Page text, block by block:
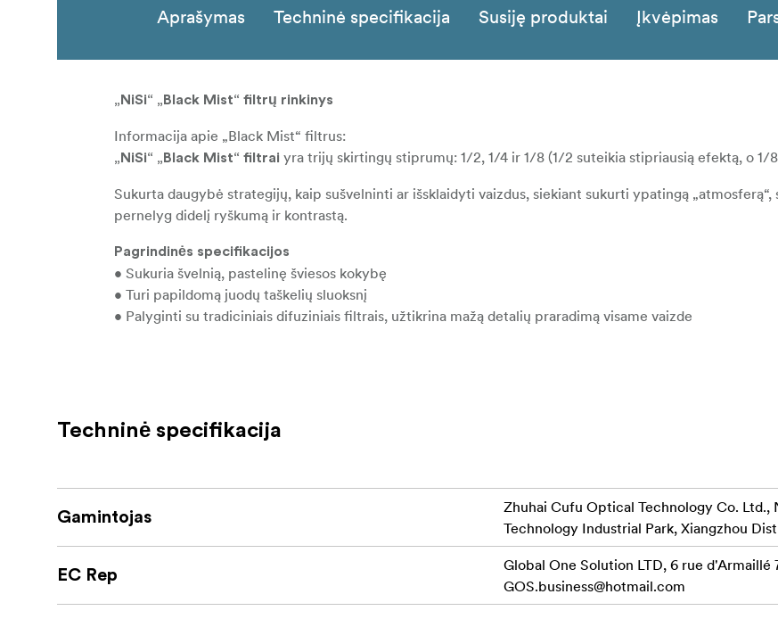
Aprašymas Techninė specifikacija Susiję produktai Įkvėpimas
„NiSi“ „Black Mist“ filtrų rinkinys
Informacija apie „Black Mist“ filtrus:
„NiSi“ „Black Mist“ filtrai yra trijų skirtingų stiprumų: 1/2, 1/4 ir 1/8 (1/2 suteikia stipriausią efektą, o 1/
Sukurta daugybė strategijų, kaip sušvelninti ar išsklaidyti vaizdus, siekiant sukurti ypatingą „atmosferą“,
pernelyg didelį ryškumą ir kontrastą.
Pagrindinės specifikacijos
• Sukuria švelnią, pastelinę šviesos kokybę
• Turi papildomą juodų taškelių sluoksnį
• Palyginti su tradiciniais difuziniais filtrais, užtikrina mažą detalių praradimą visame vaizde
Talpina iki 4 apvalių filtrų, kurių maksimalus dydis yra 95 mm.
Techninė specifikacija
Gamintojas
Zhuhai Cufu Optical Technology Co. Ltd.,
Technology Industrial Park, Xiangzhou
EC Rep
Global One Solution LTD, 6 rue d'Armaillé
GOS.business@hotmail.com